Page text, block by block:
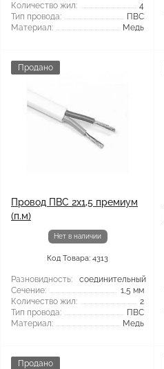
Количество жил:
4
Тип провода:
ПВС
Материал:
Медь
Продано
Провод ПВС 2x1,5 премиум
(п.м)
Нет в наличии
Код Товара: 4313
Разновидность:
соединительный
Сечение:
1,5 мм
Количество жил:
2
Тип провода:
ПВС
Материал:
Медь
Продано